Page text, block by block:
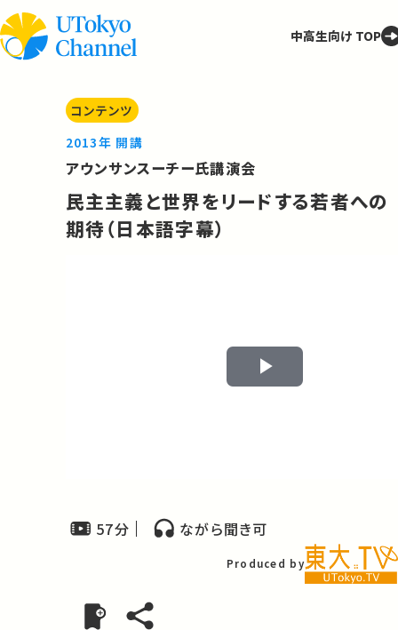
中高生向け TOP
コンテンツ
2013年 開講
アウンサンスーチー氏講演会
民主主義と世界をリードする若者への
期待（日本語字幕）
Play
57分 ながら聞き可
Produced by